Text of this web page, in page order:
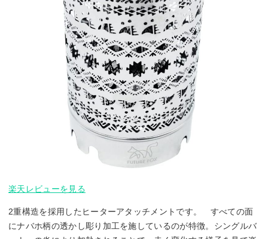
楽天レビューを見る
2重構造を採用したヒーターアタッチメントです。 すべての面
にナバホ柄の透かし彫り加工を施しているのが特徴。シングルバ